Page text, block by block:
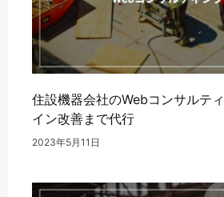
住設機器会社のWebコンサルテ
イン改善まで代行
2023年5月11日